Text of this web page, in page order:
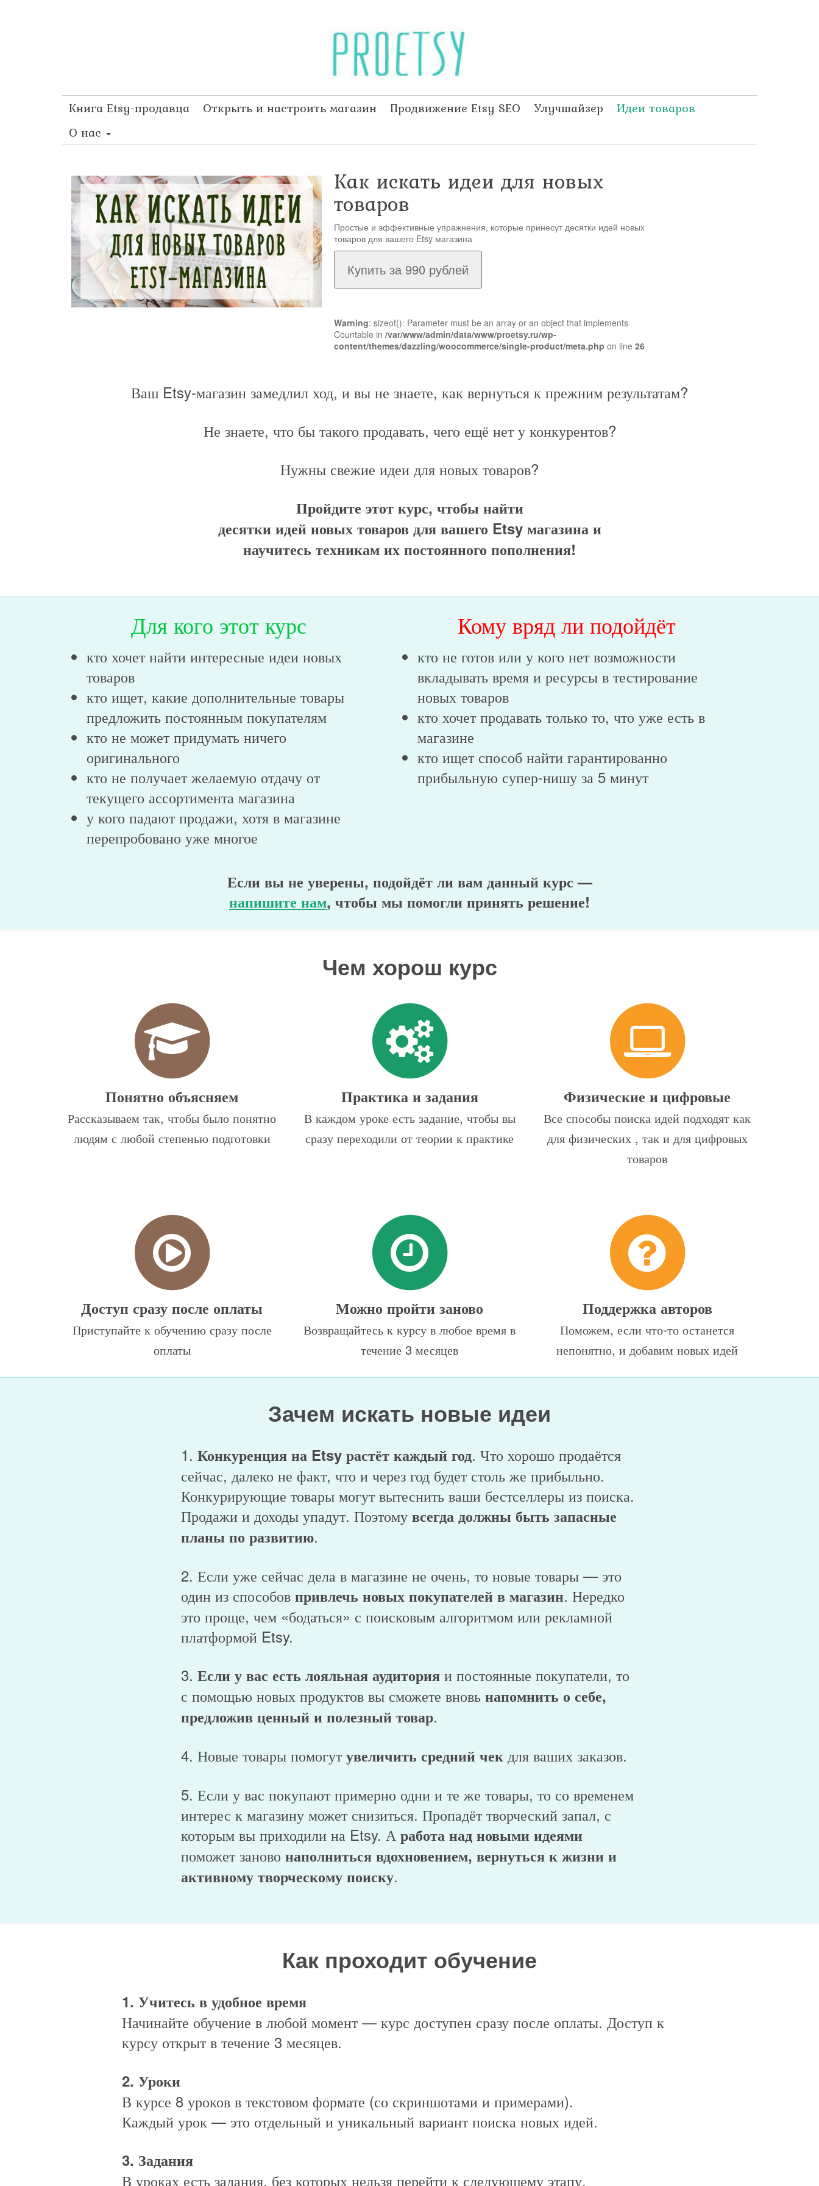
Книга Etsy-продавца Открыть и настроить магазин Продвижение Etsy SEO Улучшайзер
Идеи товаров
О нас
Как искать идеи для новых
товаров
Простые и эффективные упражнения, которые принесут десятки идей новых
товаров для вашего Etsy магазина
Купить за 990 рублей
Warning: sizeof(): Parameter must be an array or an object that implements
Countable in /var/www/admin/data/www/proetsy.ru/wp-
content/themes/dazzling/woocommerce/single-product/meta.php on line 26
Ваш Etsy-магазин замедлил ход, и вы не знаете, как вернуться к прежним результатам?
Не знаете, что бы такого продавать, чего ещё нет у конкурентов?
Нужны свежие идеи для новых товаров?
Пройдите этот курс, чтобы найти
десятки идей новых товаров для вашего Etsy магазина и
научитесь техникам их постоянного пополнения!
Для кого этот курс
кто хочет найти интересные идеи новых
товаров
кто ищет, какие дополнительные товары
предложить постоянным покупателям
кто не может придумать ничего
оригинального
кто не получает желаемую отдачу от
текущего ассортимента магазина
у кого падают продажи, хотя в магазине
перепробовано уже многое
Кому вряд ли подойдёт
кто не готов или у кого нет возможности
вкладывать время и ресурсы в тестирование
новых товаров
кто хочет продавать только то, что уже есть в
магазине
кто ищет способ найти гарантированно
прибыльную супер-нишу за 5 минут
Если вы не уверены, подойдёт ли вам данный курс —
напишите нам, чтобы мы помогли принять решение!
Чем хорош курс
Понятно объясняем
Рассказываем так, чтобы было понятно
людям с любой степенью подготовки
Практика и задания
В каждом уроке есть задание, чтобы вы
сразу переходили от теории к практике
Физические и цифровые
Все способы поиска идей подходят как
для физических , так и для цифровых
товаров
Доступ сразу после оплаты
Приступайте к обучению сразу после
оплаты
Можно пройти заново
Возвращайтесь к курсу в любое время в
течение 3 месяцев
Поддержка авторов
Поможем, если что-то останется
непонятно, и добавим новых идей
Зачем искать новые идеи
1. Конкуренция на Etsy растёт каждый год. Что хорошо продаётся
сейчас, далеко не факт, что и через год будет столь же прибыльно.
Конкурирующие товары могут вытеснить ваши бестселлеры из поиска.
Продажи и доходы упадут. Поэтому всегда должны быть запасные
планы по развитию.
2. Если уже сейчас дела в магазине не очень, то новые товары — это
один из способов привлечь новых покупателей в магазин. Нередко
это проще, чем «бодаться» с поисковым алгоритмом или рекламной
платформой Etsy.
3. Если у вас есть лояльная аудитория и постоянные покупатели, то
с помощью новых продуктов вы сможете вновь напомнить о себе,
предложив ценный и полезный товар.
4. Новые товары помогутувеличить средний чек для ваших заказов.
5. Если у вас покупают примерно одни и те же товары, то со временем
интерес к магазину может снизиться. Пропадёт творческий запал, с
которым вы приходили на Etsy. А работа над новыми идеями
поможет заново наполниться вдохновением, вернуться к жизни и
активному творческому поиску.
Как проходит обучение
1. Учитесь в удобное время
Начинайте обучение в любой момент — курс доступен сразу после оплаты. Доступ к
курсу открыт в течение 3 месяцев.
2. Уроки
В курсе 8 уроков в текстовом формате (со скриншотами и примерами).
Каждый урок — это отдельный и уникальный вариант поиска новых идей.
3. Задания
В уроках есть задания, без которых нельзя перейти к следующему этапу.